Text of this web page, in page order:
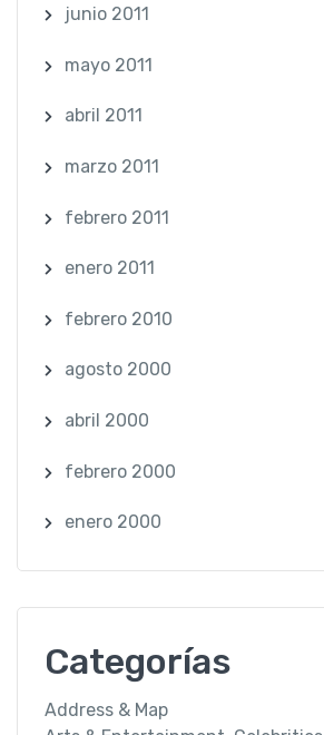
junio 2011
mayo 2011
abril 2011
marzo 2011
febrero 2011
enero 2011
febrero 2010
agosto 2000
abril 2000
febrero 2000
enero 2000
Categorías
Address & Map